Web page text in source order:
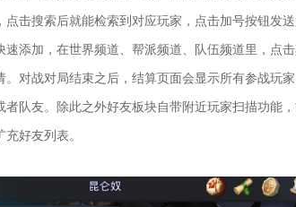
击搜索后就能检索到对应玩家，点击加号按钮发
添加，在世界频道、帮派频道、队伍频道里，点
对战对局结束之后，结算页面会显示所有参战玩
队友。除此之外好友板块自带附近玩家扫描功能
好友列表。